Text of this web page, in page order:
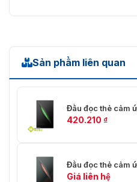
Sản phẩm liên quan
Đầu đọc thẻ cảm
420.210 ₫
Đầu đọc thẻ cảm
Giá liên hệ